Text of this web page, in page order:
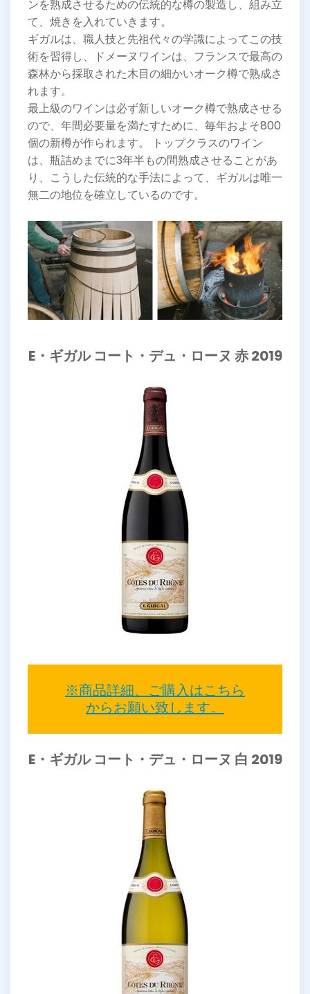
ンを熟成させるための伝統的な樽の製造し、組み立
て、焼きを入れていきます。
ギガルは、職人技と先祖代々の学識によってこの技
術を習得し、ドメーヌワインは、フランスで最高の
森林から採取された木目の細かいオーク樽で熟成さ
れます。
最上級のワインは必ず新しいオーク樽で熟成させる
ので、年間必要量を満たすために、毎年およそ800
個の新樽が作られます。 トップクラスのワイン
は、瓶詰めまでに3年半もの間熟成させることがあ
り、こうした伝統的な手法によって、ギガルは唯一
無二の地位を確立しているのです。
E・ギガル コート・デュ・ローヌ 赤 2019
※商品詳細、ご購入はこちら
からお願い致します。
E・ギガル コート・デュ・ローヌ 白 2019